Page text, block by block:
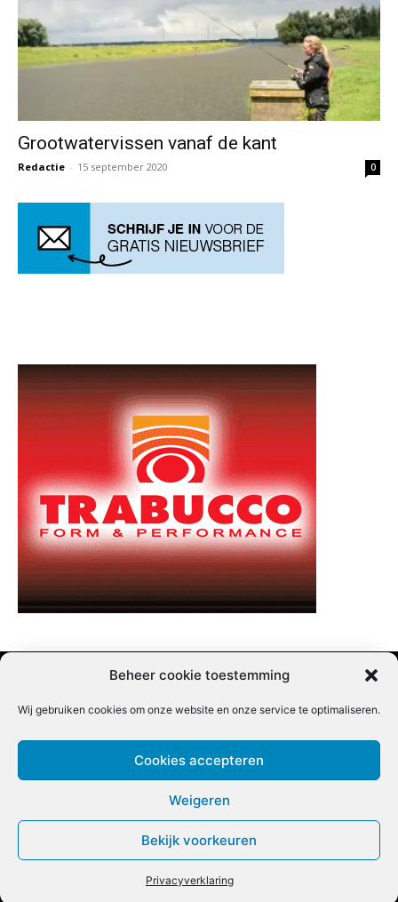
Beheer cookie toestemming
Wij gebruiken cookies om onze website en onze service te optimaliseren.
Cookies accepteren
Weigeren
Bekijk voorkeuren
Privacyverklaring
Grootwatervissen vanaf de kant
Redactie - 15 september 2020 0
Nieuwsbrief inschrijven | Partner content